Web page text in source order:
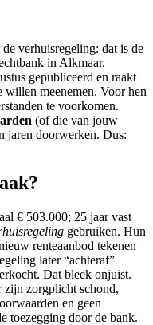
verhuisregeling: dat is de
in Alkmaar.
gepubliceerd en raakt
willen meenemen. Voor hen
te voorkomen.
(of die van jouw
jaren doorwerken. Dus:
€ 503.000; 25 jaar vast
gebruiken. Hun
renteaanbod tekenen
later “achteraf”
Dat bleek onjuist.
zijn zorgplicht schond,
en geen
toezegging door de bank.